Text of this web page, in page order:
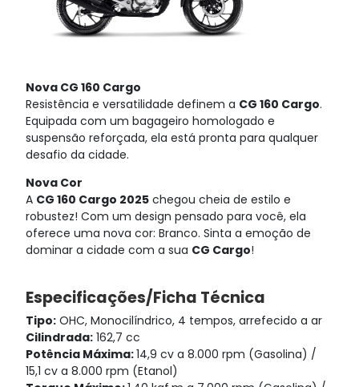
Nova CG 160 Cargo
Resistência e versatilidade definem a CG 160 Cargo.
Equipada com um bagageiro homologado e
suspensão reforçada, ela está pronta para qualquer
desafio da cidade.
Nova Cor
A CG 160 Cargo 2025 chegou cheia de estilo e
robustez! Com um design pensado para você, ela
oferece uma nova cor: Branco. Sinta a emoção de
dominar a cidade com a sua CG Cargo!
Especificações/Ficha Técnica
Tipo: OHC, Monocilíndrico, 4 tempos, arrefecido a ar
Cilindrada: 162,7 cc
Potência Máxima:14,9 cv a 8.000 rpm (Gasolina) /
15,1 cv a 8.000 rpm (Etanol)